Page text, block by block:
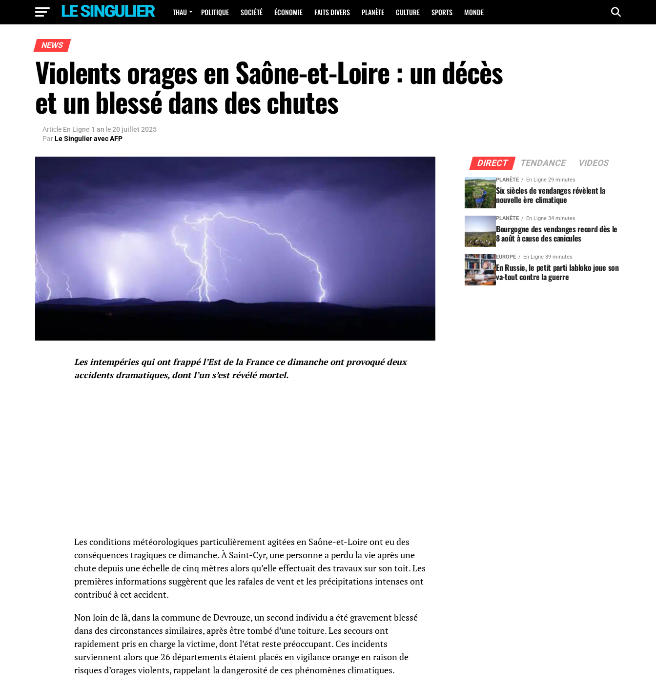
THAU POLITIQUE SOCIÉTÉ ÉCONOMIE FAITS DIVERS PLANÈTE CULTURE SPORTS MONDE
NEWS
Violents orages en Saône-et-Loire : un décès
et un blessé dans des chutes
Article En Ligne 1 an le20 juillet 2025
ParLe Singulier avec AFP
Les intempéries qui ont frappé l’Est de la France ce dimanche ont provoqué deux
accidents dramatiques, dont l’un s’est révélé mortel.
Les conditions météorologiques particulièrement agitées en Saône-et-Loire ont eu des
conséquences tragiques ce dimanche. À Saint-Cyr, une personne a perdu la vie après une
chute depuis une échelle de cinq mètres alors qu’elle effectuait des travaux sur son toit. Les
premières informations suggèrent que les rafales de vent et les précipitations intenses ont
contribué à cet accident.
Non loin de là, dans la commune de Devrouze, un second individu a été gravement blessé
dans des circonstances similaires, après être tombé d’une toiture. Les secours ont
rapidement pris en charge la victime, dont l’état reste préoccupant. Ces incidents
surviennent alors que 26 départements étaient placés en vigilance orange en raison de
risques d’orages violents, rappelant la dangerosité de ces phénomènes climatiques.
DIRECT TENDANCE VIDEOS
PLANÈTE En Ligne 29 minutes
Six siècles de vendanges révèlent la
nouvelle ère climatique
PLANÈTE En Ligne 34 minutes
Bourgogne des vendanges record dès le
8 août à cause des canicules
EUROPE En Ligne 39 minutes
En Russie, le petit parti Iabloko joue son
va-tout contre la guerre